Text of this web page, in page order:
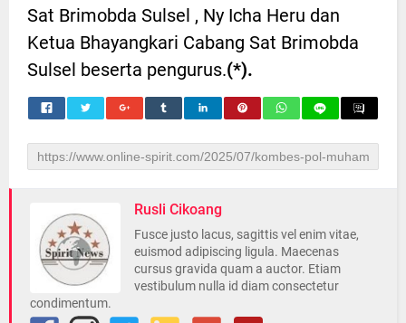
Sat Brimobda Sulsel , Ny Icha Heru dan
Ketua Bhayangkari Cabang Sat Brimobda
Sulsel beserta pengurus.(*).
Rusli Cikoang
Fusce justo lacus, sagittis vel enim vitae,
euismod adipiscing ligula. Maecenas
cursus gravida quam a auctor. Etiam
vestibulum nulla id diam consectetur
condimentum.